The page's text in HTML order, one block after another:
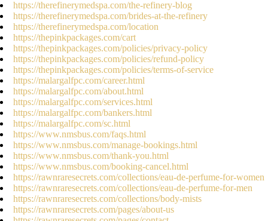
https://therefinerymedspa.com/the-refinery-blog
https://therefinerymedspa.com/brides-at-the-refinery
https://therefinerymedspa.com/location
https://thepinkpackages.com/cart
https://thepinkpackages.com/policies/privacy-policy
https://thepinkpackages.com/policies/refund-policy
https://thepinkpackages.com/policies/terms-of-service
https://malargalfpc.com/career.html
https://malargalfpc.com/about.html
https://malargalfpc.com/services.html
https://malargalfpc.com/bankers.html
https://malargalfpc.com/sc.html
https://www.nmsbus.com/faqs.html
https://www.nmsbus.com/manage-bookings.html
https://www.nmsbus.com/thank-you.html
https://www.nmsbus.com/booking-cancel.html
https://rawnraresecrets.com/collections/eau-de-perfume-for-women
https://rawnraresecrets.com/collections/eau-de-perfume-for-men
https://rawnraresecrets.com/collections/body-mists
https://rawnraresecrets.com/pages/about-us